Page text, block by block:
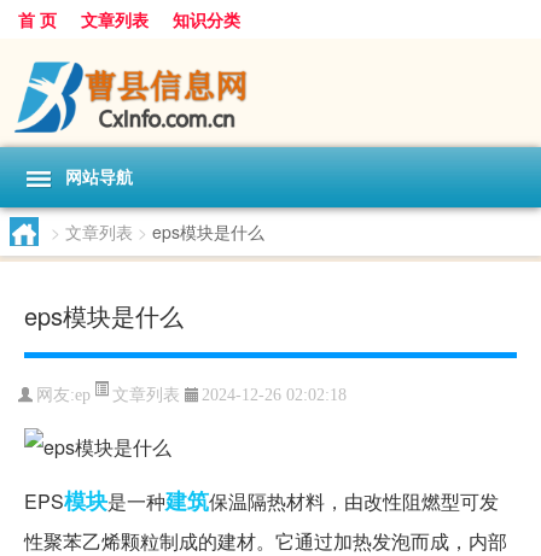
首 页 文章列表 知识分类
网站导航
> 文章列表 > eps模块是什么
eps模块是什么
网友:ep 文章列表 2024-12-26 02:02:18
EPS模块是一种建筑保温隔热材料，由改性阻燃型可发
性聚苯乙烯颗粒制成的建材。它通过加热发泡而成，内部